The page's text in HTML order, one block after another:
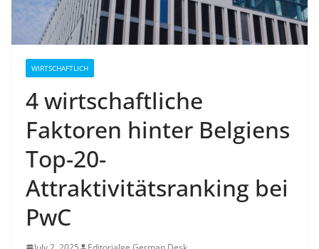
WIRTSCHAFTLICH
4 wirtschaftliche
Faktoren hinter Belgiens
Top-20-
Attraktivitätsranking bei
PwC